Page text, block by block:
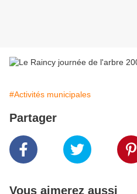
#Activités municipales
Partager
Vous aimerez aussi